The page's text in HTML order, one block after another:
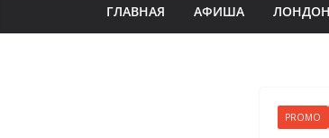
ГЛАВНАЯ АФИША ЛОНДОН
PROMO